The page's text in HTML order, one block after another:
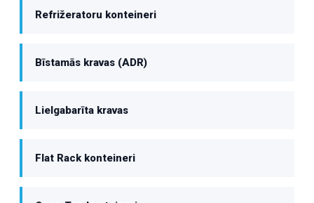
Refrižeratoru konteineri
Bīstamās kravas (ADR)
Lielgabarīta kravas
Flat Rack konteineri